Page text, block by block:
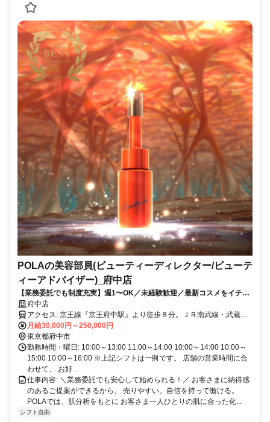
POLAの美容部員(ビューティーディレクター/ビューテ
ィーアドバイザー)_府中店
【業務委託でも制度充実】週1〜OK／未経験歓迎／最新コスメをイチ早
くお試し♪お客様も自分もキレイに／Wワーク・副業
府中店
アクセス: 京王線『京王府中駅』より徒歩８分。ＪＲ南武線・武蔵野
線『府中本町駅』より徒歩１分
月給30,000円～250,000円
東京都府中市
勤務時間・曜日: 10:00～13:00 11:00～14:00 10:00～14:00 10:00～
15:00 10:00～16:00 ※上記シフトは一例です。 店舗の営業時間に合
わせて、 お好...
仕事内容: ＼業務委託でも安心して始められる！／ お客さまに納得感
のあるご提案ができるから、 売りやすい。自信を持って働ける。
POLAでは、肌分析をもとに お客さま一人ひとりの肌に合った化...
シフト自由